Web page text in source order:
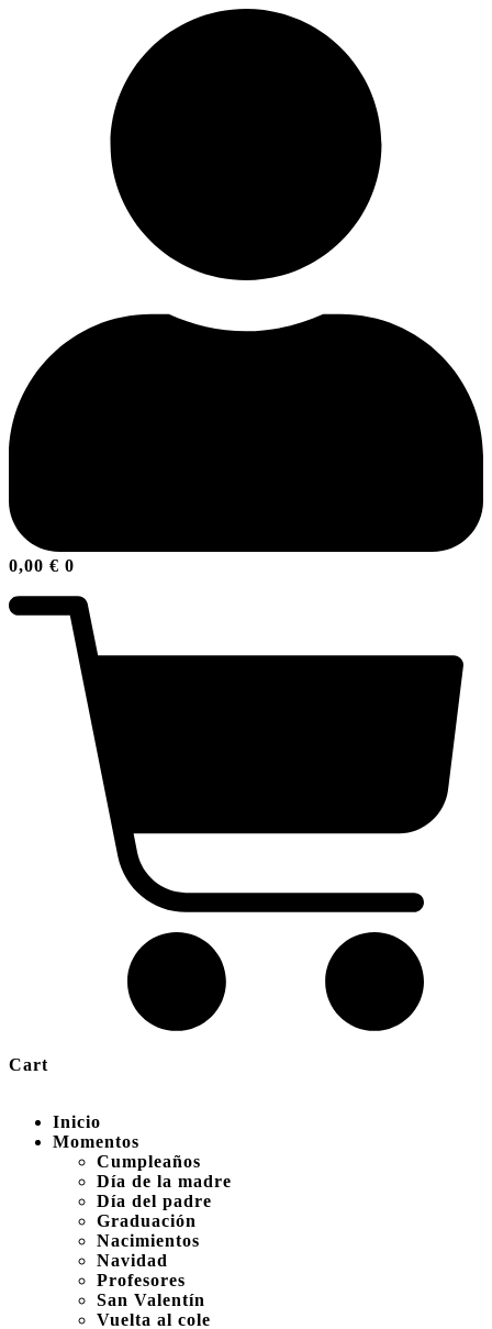
0,00 € 0
Cart
Inicio
Momentos
Cumpleaños
Día de la madre
Día del padre
Graduación
Nacimientos
Navidad
Profesores
San Valentín
Vuelta al cole